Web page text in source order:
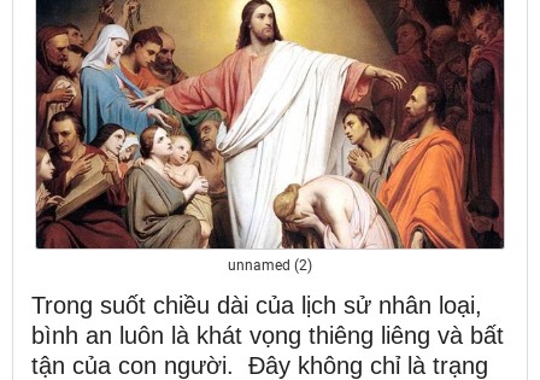
unnamed (2)
Trong suốt chiều dài của lịch sử nhân loại,
bình an luôn là khát vọng thiêng liêng và bất
tận của con người. Đây không chỉ là trạng